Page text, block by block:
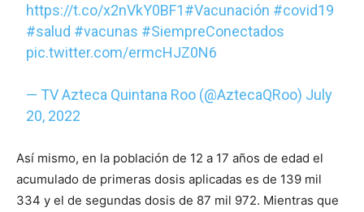
https://t.co/x2nVkY0BF1#Vacunación #covid19
#salud #vacunas #SiempreConectados
pic.twitter.com/ermcHJZ0N6
— TV Azteca Quintana Roo (@AztecaQRoo) July
20, 2022
Así mismo, en la población de 12 a 17 años de edad el
acumulado de primeras dosis aplicadas es de 139 mil
334 y el de segundas dosis de 87 mil 972. Mientras que